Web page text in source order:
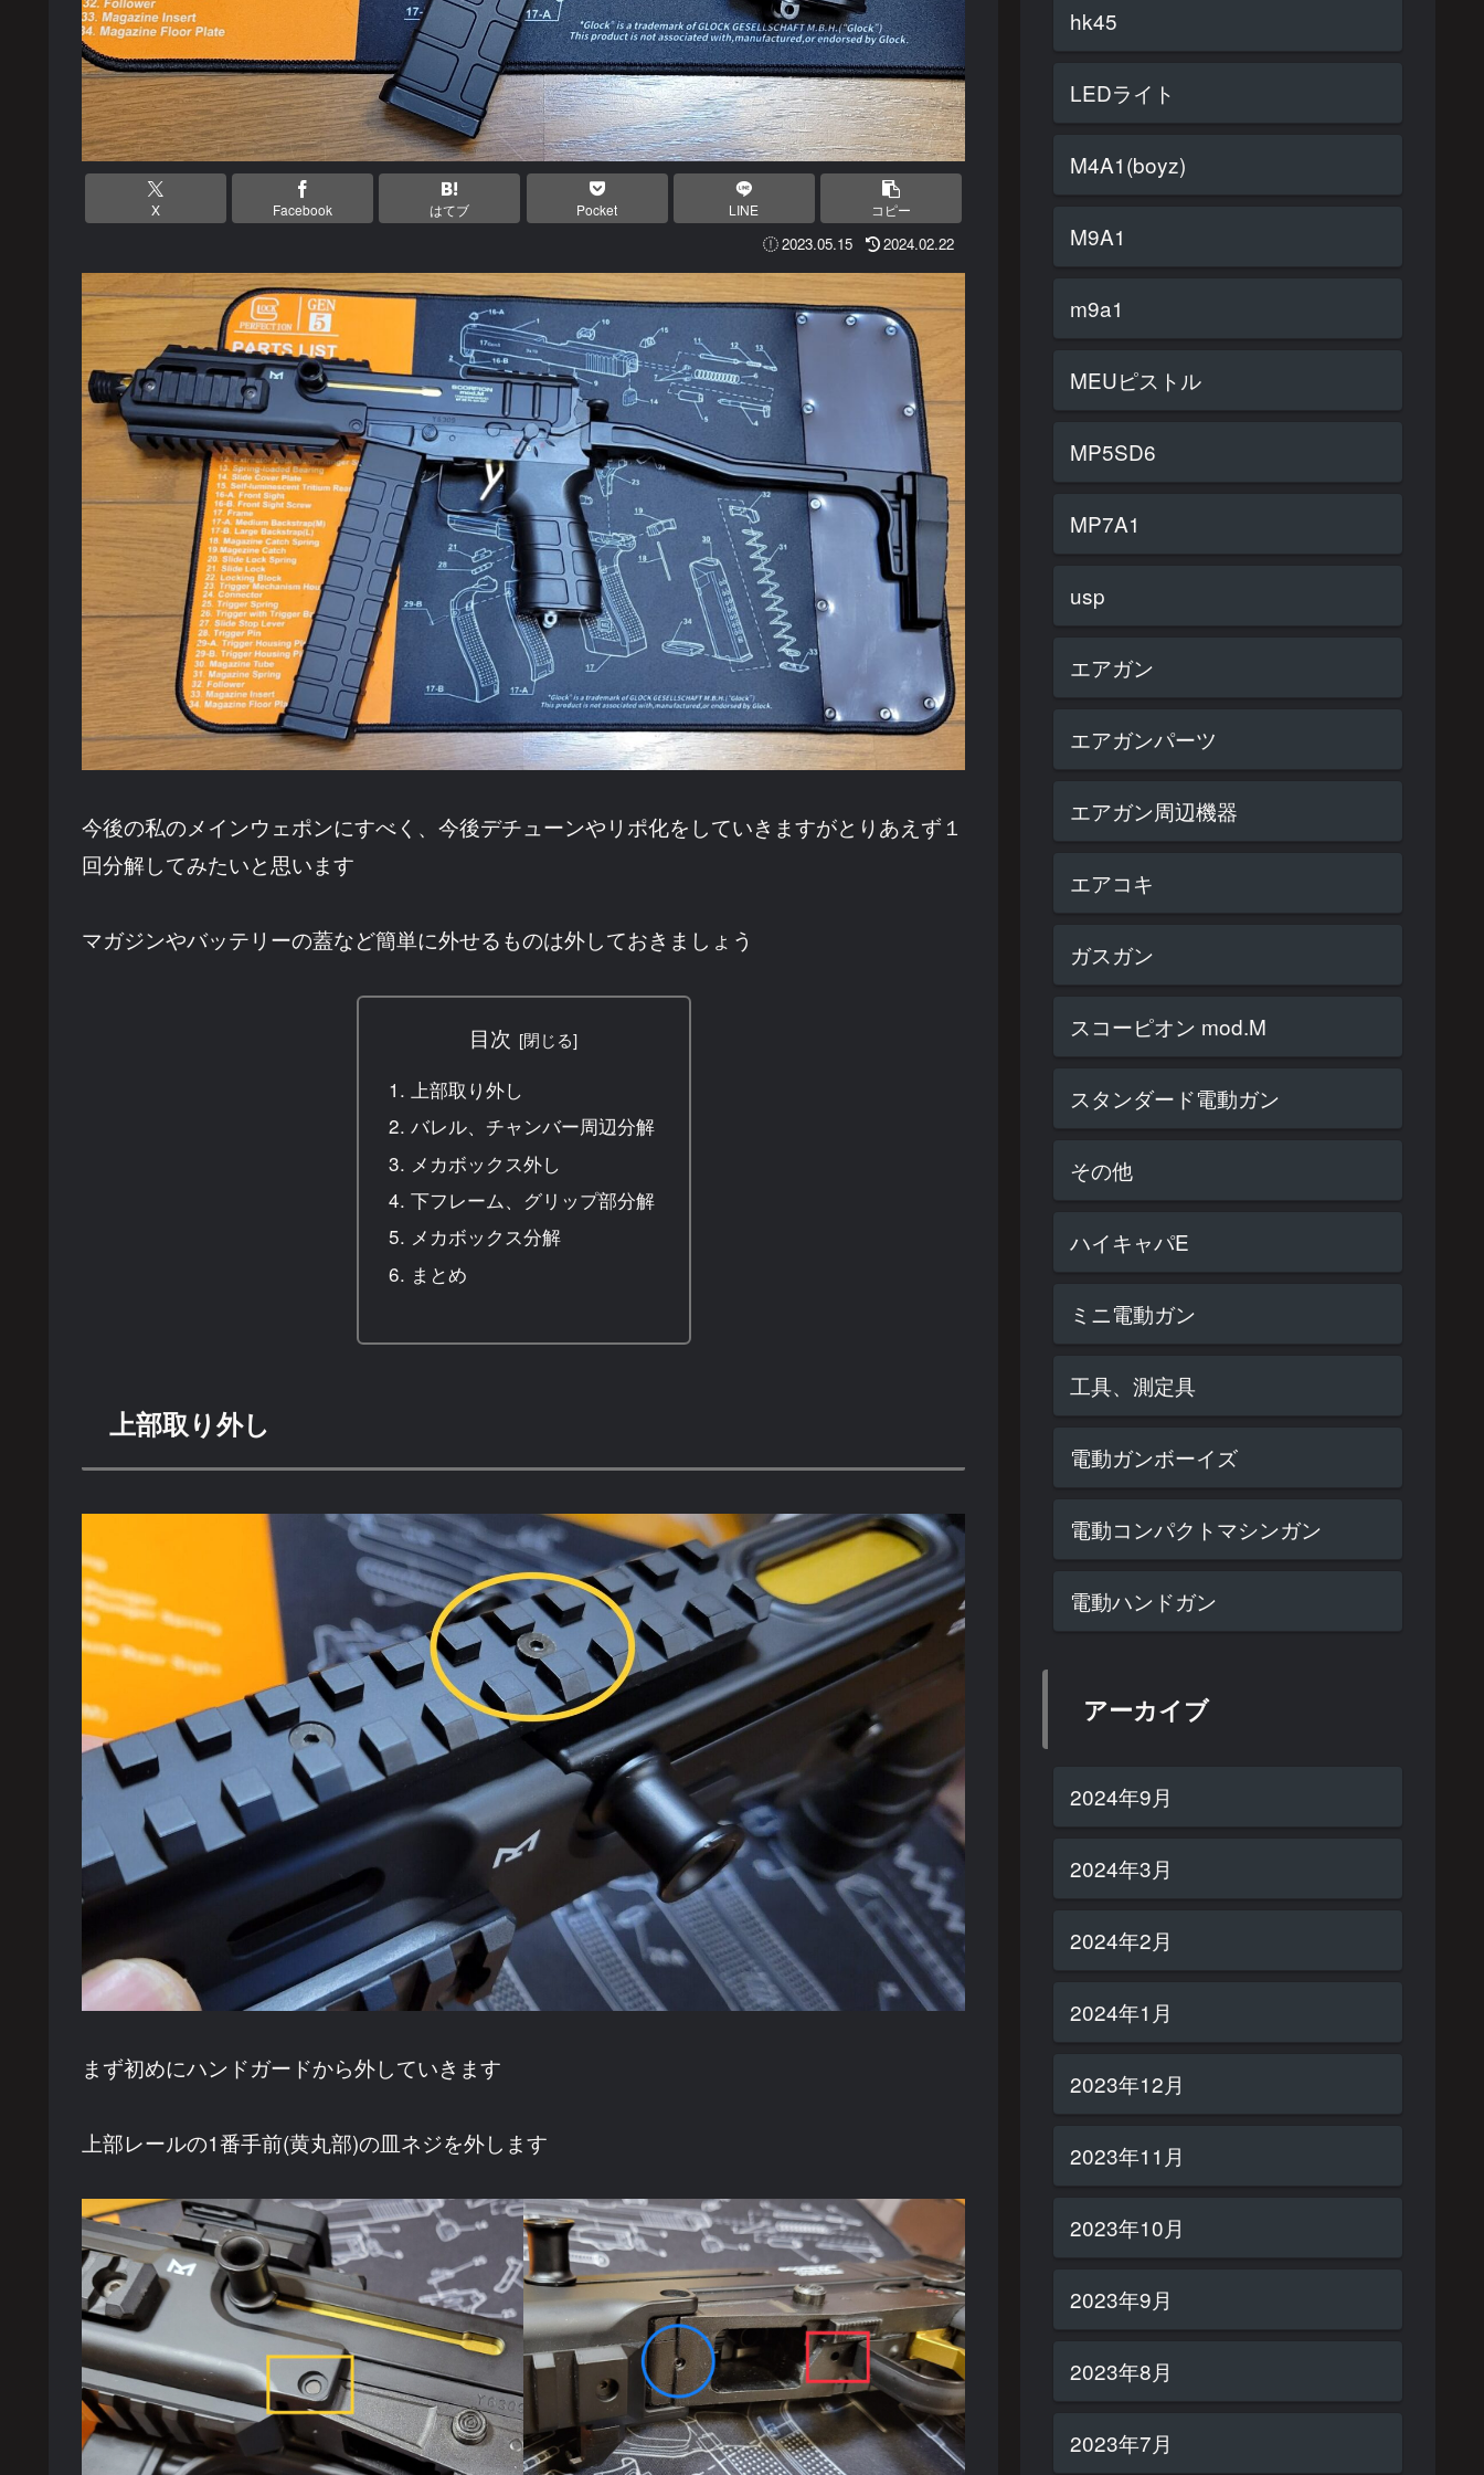
X Facebook はてブ Pocket LINE コピー
2023.05.15 2024.02.22
今後の私のメインウェポンにすべく、今後デチューンやリポ化をしていきますがとりあえず１
回分解してみたいと思います
マガジンやバッテリーの蓋など簡単に外せるものは外しておきましょう
目次
上部取り外し
バレル、チャンバー周辺分解
メカボックス外し
下フレーム、グリップ部分解
メカボックス分解
まとめ
上部取り外し
まず初めにハンドガードから外していきます
上部レールの1番手前(黄丸部)の皿ネジを外します
hk45
LEDライト
M4A1(boyz)
M9A1
m9a1
MEUピストル
MP5SD6
MP7A1
usp
エアガン
エアガンパーツ
エアガン周辺機器
エアコキ
ガスガン
スコーピオン mod.M
スタンダード電動ガン
その他
ハイキャパE
ミニ電動ガン
工具、測定具
電動ガンボーイズ
電動コンパクトマシンガン
電動ハンドガン
アーカイブ
2024年9月
2024年3月
2024年2月
2024年1月
2023年12月
2023年11月
2023年10月
2023年9月
2023年8月
2023年7月